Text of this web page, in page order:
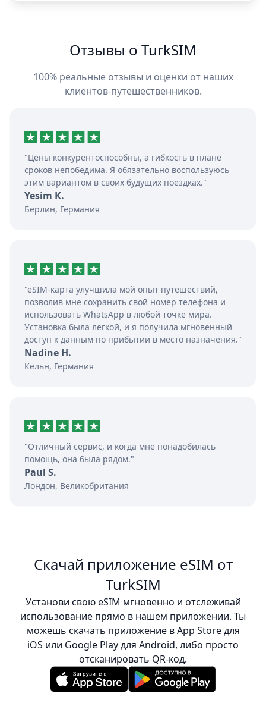
Отзывы о TurkSIM
100% реальные отзывы и оценки от наших
клиентов-путешественников.
"Цены конкурентоспособны, а гибкость в плане
сроков непобедима. Я обязательно воспользуюсь
этим вариантом в своих будущих поездках."
Yesim K.
Берлин, Германия
"eSIM-карта улучшила мой опыт путешествий,
позволив мне сохранить свой номер телефона и
использовать WhatsApp в любой точке мира.
Установка была лёгкой, и я получила мгновенный
доступ к данным по прибытии в место назначения."
Nadine H.
Кёльн, Германия
"Отличный сервис, и когда мне понадобилась
помощь, она была рядом."
Paul S.
Лондон, Великобритания
Скачай приложение eSIM от
TurkSIM
Установи свою eSIM мгновенно и отслеживай
использование прямо в нашем приложении. Ты
можешь скачать приложение в App Store для
iOS или Google Play для Android, либо просто
отсканировать QR-код.